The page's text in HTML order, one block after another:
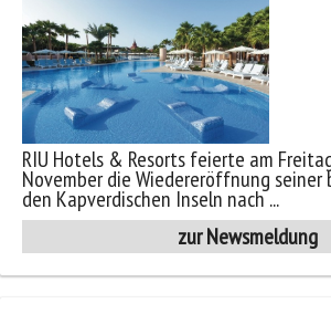
RIU Hotels & Resorts feierte am
November die Wiedereröffnung
den Kapverdischen Inseln nach ...
zur Newsmeldung